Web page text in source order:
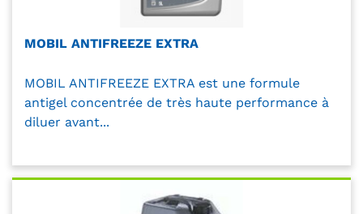
MOBIL ANTIFREEZE EXTRA
MOBIL ANTIFREEZE EXTRA est une formule
antigel concentrée de très haute performance à
diluer avant...